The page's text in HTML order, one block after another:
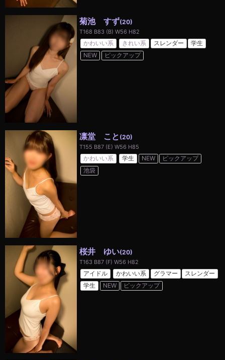
菊池 すず(20)
T168 B83 (B) W56 H82
かわいい系 きれい系 スレンダー
学生
NEW
ピックアップ
凛堂 こと (20)
T155 B87 (E) W56 H85
かわいい系 学生 NEW
ピックアップ
池袋
桜井 ゆい(20)
T163 B87 (F) W56 H82
アイドル かわいい系 グラマー
スレンダー
学生
NEW ピックアップ